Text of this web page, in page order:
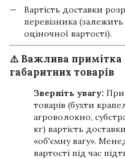
Вартість доставки
перевізника (залежить
оціночної вартості).
⚠️ Важлива примітка
габаритних товарів
Зверніть увагу: При
товарів (бухти
агроволокно,
кг) вартість
«об'ємну вагу».
вартості під час